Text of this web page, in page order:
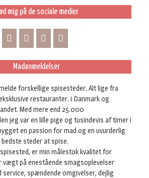
mig på de sociale medier
Madanmeldelser
forskellige spisesteder. Alt lige fra
restauranter. i Danmark og
Med mere end 25.000
jeg var en lille pige og tusindevis af timer i
en passion for mad og en uvurderlig
steder at spise.
er min målestok kvalitet for
vægt på enestående smagsoplevelser
service, spændende omgivelser, dejlig